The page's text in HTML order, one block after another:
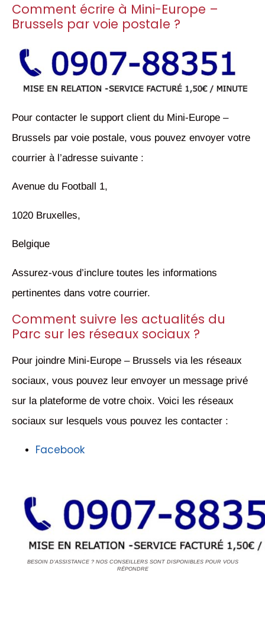
Comment écrire à Mini-Europe –
Brussels par voie postale ?
Pour contacter le support client du Mini-Europe –
Brussels par voie postale, vous pouvez envoyer votre
courrier à l’adresse suivante :
Avenue du Football 1,
1020 Bruxelles,
Belgique
Assurez-vous d’inclure toutes les informations
pertinentes dans votre courrier.
Comment suivre les actualités du
Parc sur les réseaux sociaux ?
Pour joindre Mini-Europe – Brussels via les réseaux
sociaux, vous pouvez leur envoyer un message privé
sur la plateforme de votre choix. Voici les réseaux
sociaux sur lesquels vous pouvez les contacter :
Facebook
BESOIN D'ASSISTANCE ? NOS CONSEILLERS SONT DISPONIBLES POUR VOUS
RÉPONDRE